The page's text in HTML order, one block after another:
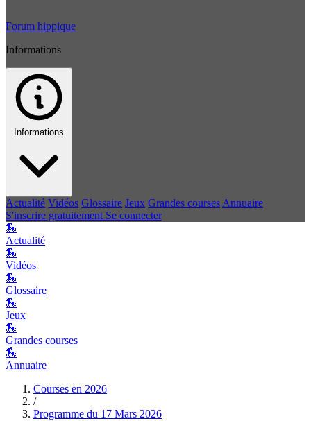
Forum hippique
Informations
Informations
Actualité Vidéos Glossaire Jeux Grandes courses Annuaire
S'inscrire gratuitement Se connecter
🏇
Actualité
🏇
Vidéos
🏇
Glossaire
🏇
Jeux
🏇
Grandes courses
🏇
Annuaire
Courses en 2026
/
Programme du 17 Mars 2026